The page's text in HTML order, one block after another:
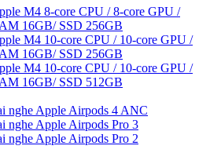
M4 8-core CPU / 8-core GPU /
16GB/ SSD 256GB
M4 10-core CPU / 10-core GPU /
16GB/ SSD 256GB
M4 10-core CPU / 10-core GPU /
16GB/ SSD 512GB
nghe Apple Airpods 4 ANC
nghe Apple Airpods Pro 3
nghe Apple Airpods Pro 2